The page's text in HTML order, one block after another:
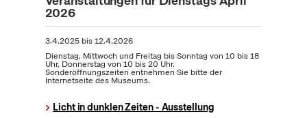
2026
3.4.2025bis12.4.2026
Dienstag, Mittwoch und Freitag bis Sonntag von 10 bis 18
Uhr, Donnerstag von 10 bis 20 Uhr.
Sonderöffnungszeiten entnehmen Sie bitte der
Internetseite des Museums.
Licht in dunklen Zeiten - Ausstellung